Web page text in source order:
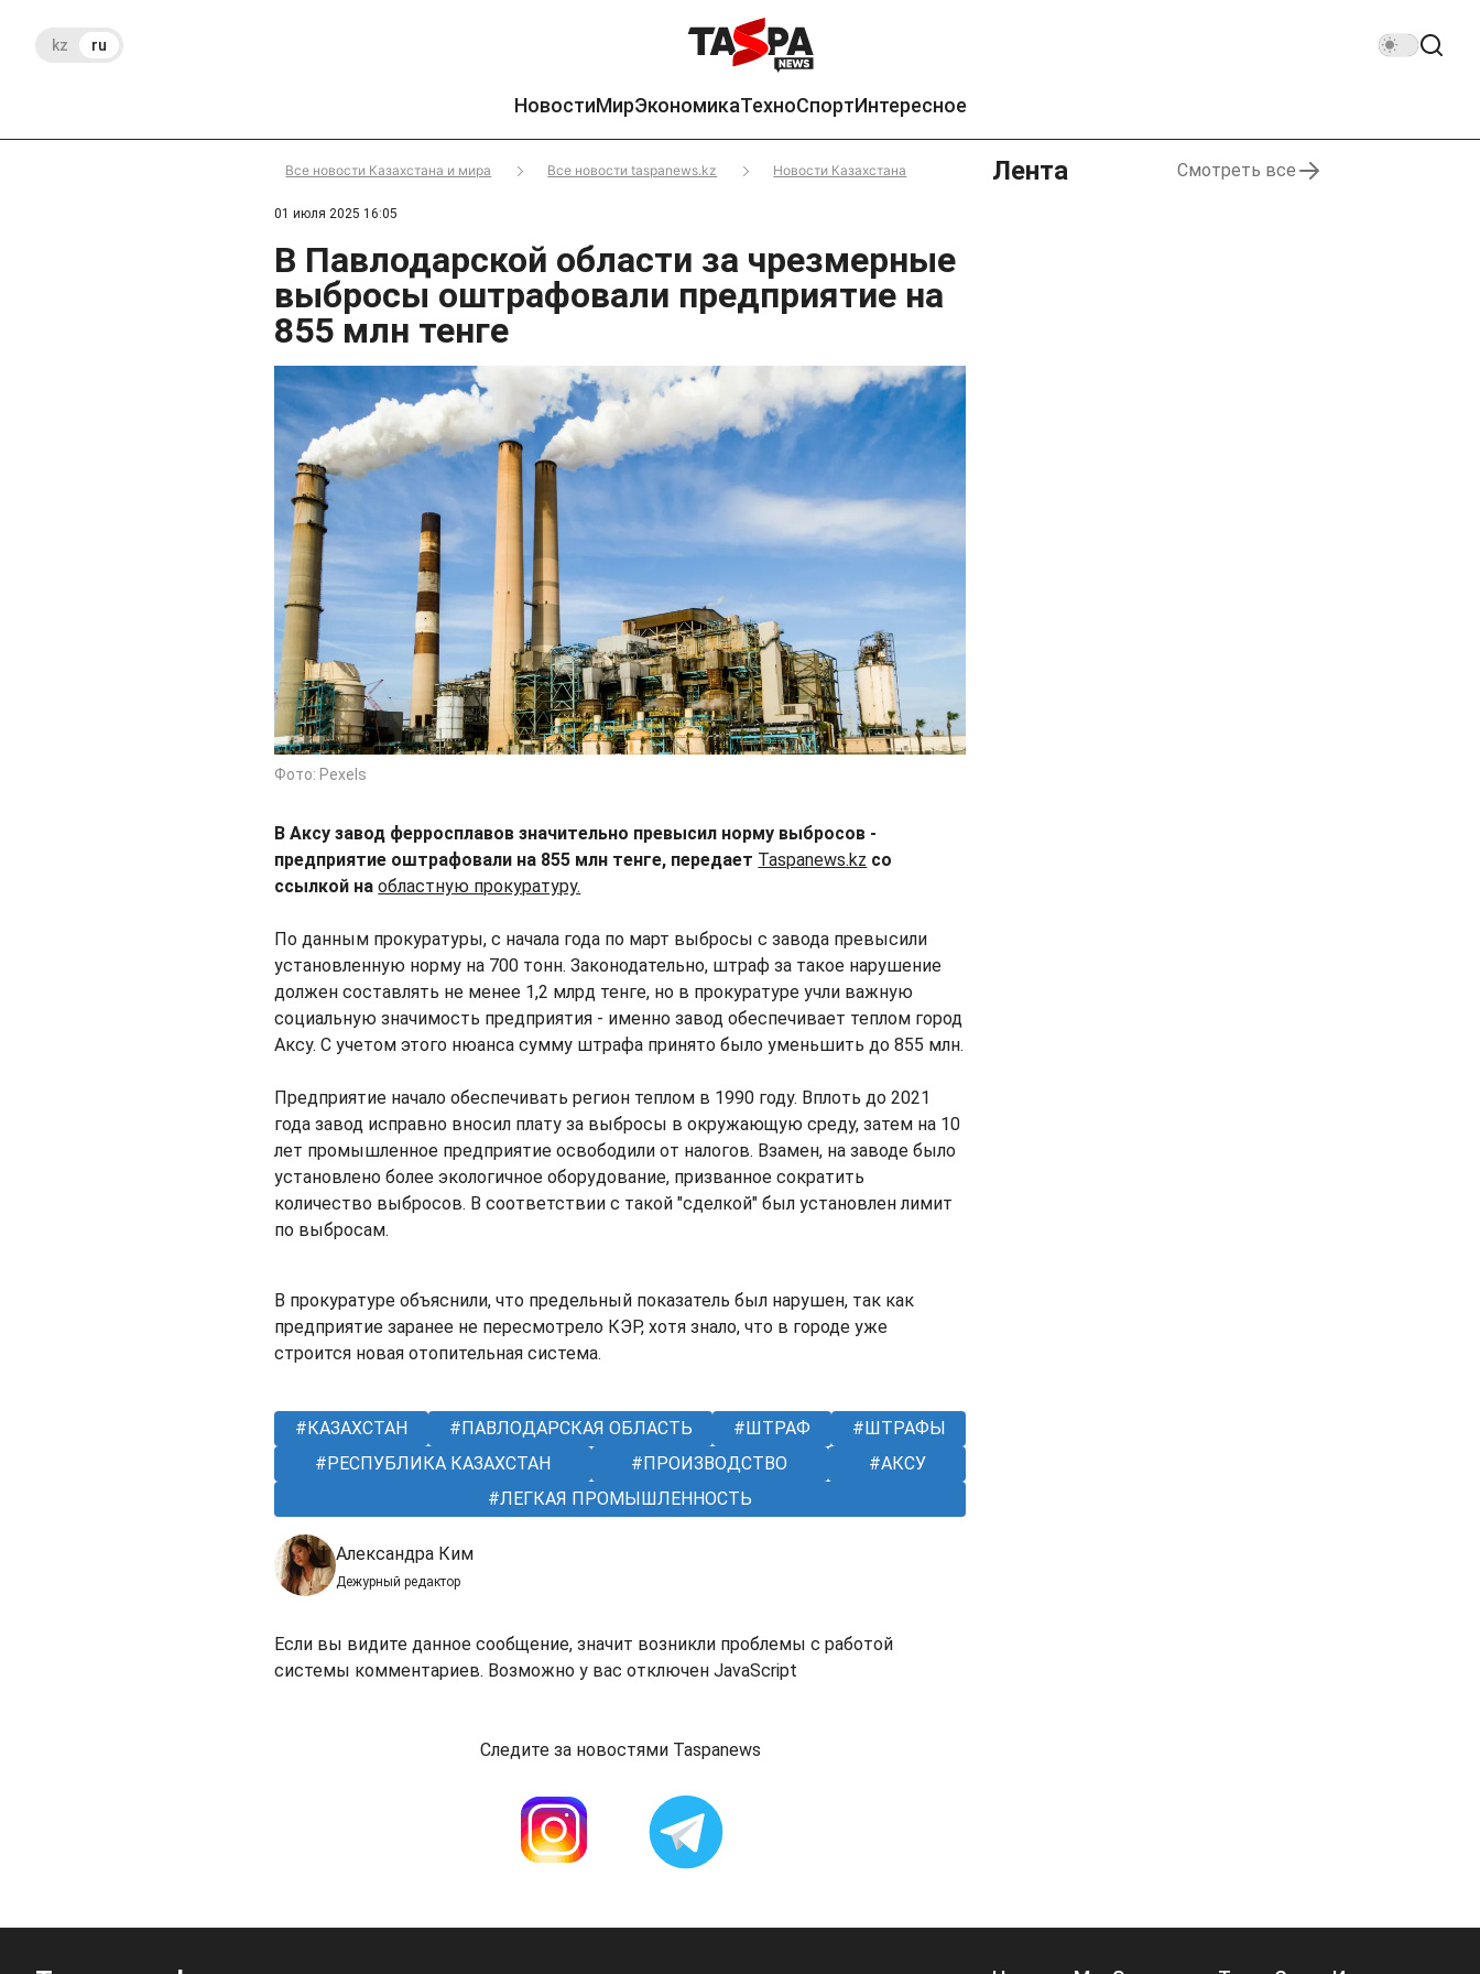
kz ru
НовостиМирЭкономикаТехноСпортИнтересное
Все новости Казахстана и мира Все новости taspanews.kz Новости Казахстана
01 июля 2025 16:05
В Павлодарской области за чрезмерные
выбросы оштрафовали предприятие на
855 млн тенге
Фото: Pexels
В Аксу завод ферросплавов значительно превысил норму выбросов -
предприятие оштрафовали на 855 млн тенге, передает Taspanews.kz со
ссылкой наобластную прокуратуру.
По данным прокуратуры, с начала года по март выбросы с завода превысили
установленную норму на 700 тонн. Законодательно, штраф за такое нарушение
должен составлять не менее 1,2 млрд тенге, но в прокуратуре учли важную
социальную значимость предприятия - именно завод обеспечивает теплом город
Аксу. С учетом этого нюанса сумму штрафа принято было уменьшить до 855 млн.
Предприятие начало обеспечивать регион теплом в 1990 году. Вплоть до 2021
года завод исправно вносил плату за выбросы в окружающую среду, затем на 10
лет промышленное предприятие освободили от налогов. Взамен, на заводе было
установлено более экологичное оборудование, призванное сократить
количество выбросов. В соответствии с такой "сделкой" был установлен лимит
по выбросам.
В прокуратуре объяснили, что предельный показатель был нарушен, так как
предприятие заранее не пересмотрело КЭР, хотя знало, что в городе уже
строится новая отопительная система.
КАЗАХСТАН ПАВЛОДАРСКАЯ ОБЛАСТЬ ШТРАФ
ШТРАФЫ
РЕСПУБЛИКА КАЗАХСТАН
ПРОИЗВОДСТВО
АКСУ
ЛЕГКАЯ ПРОМЫШЛЕННОСТЬ
Александра Ким
Дежурный редактор
Если вы видите данное сообщение, значит возникли проблемы с работой
системы комментариев. Возможно у вас отключен JavaScript
Следите за новостями Taspanews
Лента Смотреть все